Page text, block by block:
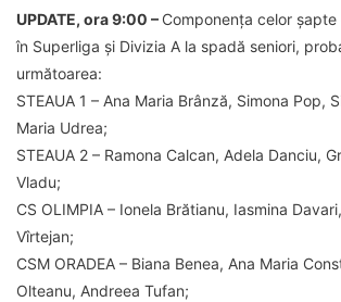
UPDATE, ora 9:00 – Componența celor
în Superliga și Divizia A la spadă seniori,
următoarea:
STEAUA 1 – Ana Maria Brânză, Simona Pop,
Maria Udrea;
STEAUA 2 – Ramona Calcan, Adela Danciu,
Vladu;
CS OLIMPIA – Ionela Brătianu, Iasmina
Vîrtejan;
CSM ORADEA – Biana Benea, Ana Maria
Olteanu, Andreea Tufan;